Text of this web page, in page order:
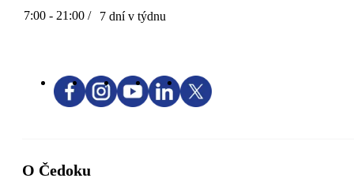
7:00 - 21:00 / 7 dní v týdnu
O Čedoku